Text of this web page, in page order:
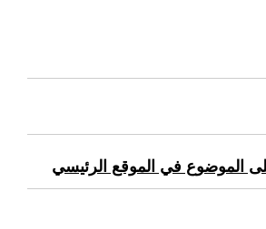
الموضوع في الموقع الرئيسي